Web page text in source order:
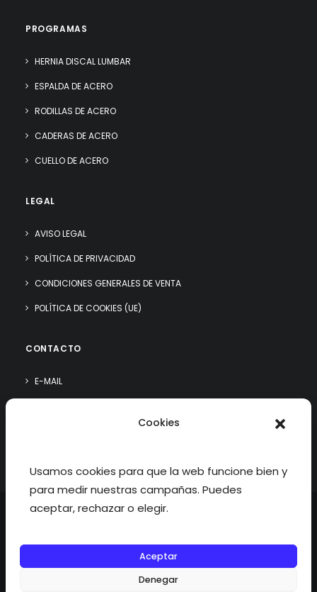
Cookies
Usamos cookies para que la web funcione bien y
para medir nuestras campañas. Puedes
aceptar, rechazar o elegir.
Aceptar
Denegar
PROGRAMAS
HERNIA DISCAL LUMBAR
ESPALDA DE ACERO
RODILLAS DE ACERO
CADERAS DE ACERO
CUELLO DE ACERO
LEGAL
AVISO LEGAL
POLÍTICA DE PRIVACIDAD
CONDICIONES GENERALES DE VENTA
POLÍTICA DE COOKIES (UE)
CONTACTO
E-MAIL
©2026 fisioterapiatualcance todos los derechos reservados.